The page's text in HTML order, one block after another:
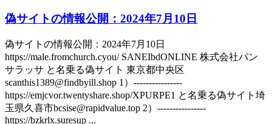
偽サイトの情報公開：2024年7月10日
偽サイトの情報公開：2024年7月10日
https://male.fromchurch.cyou/ SANEIbdONLINE 株式会社パン
サラッサ と名乗る偽サイト 東京都中央区
scanthis1389@findbyill.shop 1）----------------
https://emjcvor.twentyshare.shop/XPURPE1 と名乗る偽サイト埼
玉県久喜市bcsise@rapidvalue.top 2）----------------
https://bzkrlx.suresup ...